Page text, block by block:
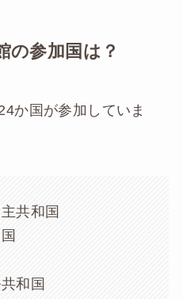
の参加国は？
か国が参加していま
共和国
和国